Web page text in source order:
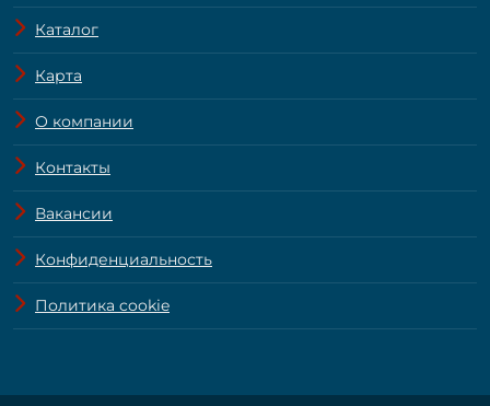
Каталог
Карта
О компании
Контакты
Вакансии
Конфиденциальность
Политика cookie